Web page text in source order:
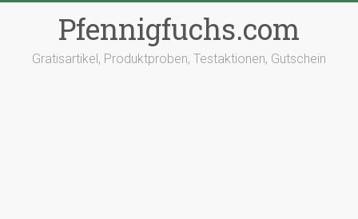
Pfennigfuchs.com
Gratisartikel, Produktproben, Testaktionen, Gutschein